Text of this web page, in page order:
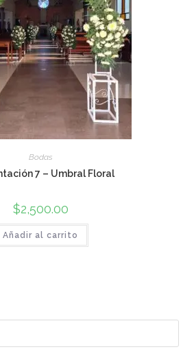
Bodas
7 – Umbral Floral
$2,500.00
Añadir al carrito